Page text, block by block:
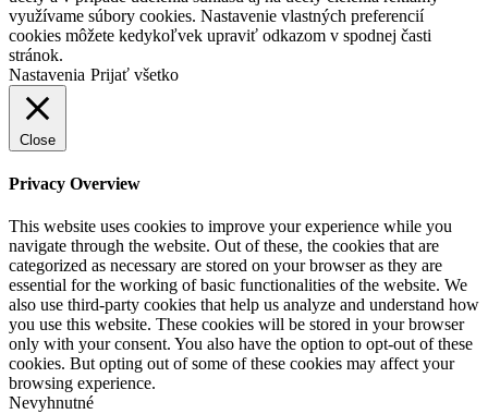
využívame súbory cookies. Nastavenie vlastných preferencií
cookies môžete kedykoľvek upraviť odkazom v spodnej časti
stránok.
Nastavenia Prijať všetko
Close
Privacy Overview
This website uses cookies to improve your experience while you
navigate through the website. Out of these, the cookies that are
categorized as necessary are stored on your browser as they are
essential for the working of basic functionalities of the website. We
also use third-party cookies that help us analyze and understand how
you use this website. These cookies will be stored in your browser
only with your consent. You also have the option to opt-out of these
cookies. But opting out of some of these cookies may affect your
browsing experience.
Nevyhnutné